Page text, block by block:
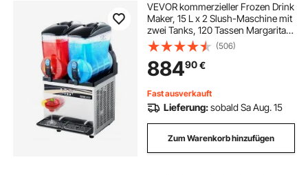
VEVOR kommerzieller Frozen Drink
Maker, 15 L x 2 Slush-Maschine mit
zwei Tanks, 120 Tassen Margarita-
Smoothie-Maschine aus Edelstahl,
Slush-Maker für Zuhause Partys
Restaurants Cafés Bars
(506)
88490€
Fast ausverkauft
Lieferung:sobald Sa Aug. 15
Zum Warenkorb hinzufügen